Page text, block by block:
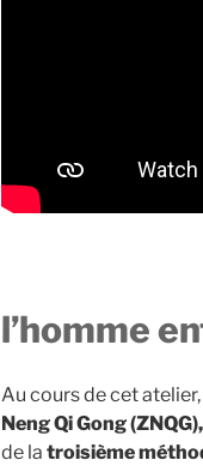
l’homme
Au cours de cet
Neng Qi Gong (ZNQG),
de la troisième